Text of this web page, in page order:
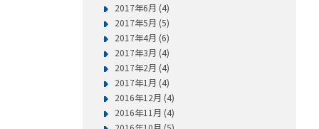
2017年6月 (4)
2017年5月 (5)
2017年4月 (6)
2017年3月 (4)
2017年2月 (4)
2017年1月 (4)
2016年12月 (4)
2016年11月 (4)